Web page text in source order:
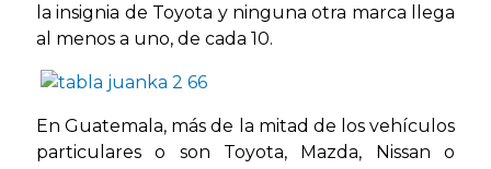
la insignia de Toyota y ninguna otra marca llega
al menos a uno, de cada 10.
En Guatemala, más de la mitad de los vehículos
particulares o son Toyota, Mazda, Nissan o